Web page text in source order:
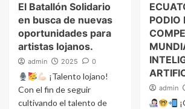
El Batallón Solidario
en busca de nuevas
oportunidades para
artistas lojanos.
admin 2025 0
¡Talento lojano!
Con el fin de seguir
cultivando el talento de
PODIO
admin